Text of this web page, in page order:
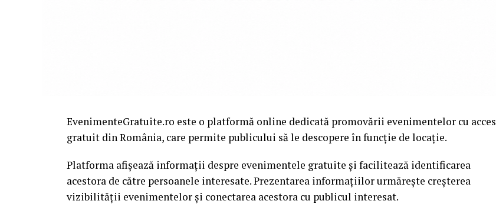
EvenimenteGratuite.ro este o platformă online dedicată promovării evenimentelor cu acces
gratuit din România, care permite publicului să le descopere în funcție de locație.
Platforma afișează informații despre evenimentele gratuite și facilitează identificarea
acestora de către persoanele interesate. Prezentarea informațiilor urmărește creșterea
vizibilității evenimentelor și conectarea acestora cu publicul interesat.